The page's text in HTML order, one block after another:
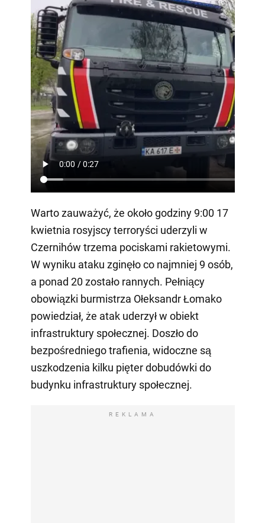
Warto zauważyć, że około godziny 9:00 17
kwietnia rosyjscy terroryści uderzyli w
Czernihów trzema pociskami rakietowymi.
W wyniku ataku zginęło co najmniej 9 osób,
a ponad 20 zostało rannych. Pełniący
obowiązki burmistrza Ołeksandr Łomako
powiedział, że atak uderzył w obiekt
infrastruktury społecznej. Doszło do
bezpośredniego trafienia, widoczne są
uszkodzenia kilku pięter dobudówki do
budynku infrastruktury społecznej.
REKLAMA